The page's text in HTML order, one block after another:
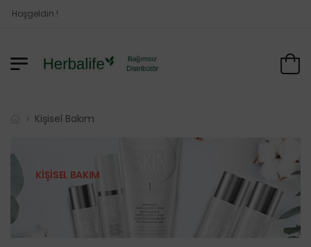
Hoşgeldin !
Kişisel Bakım
KIŞISEL BAKIM